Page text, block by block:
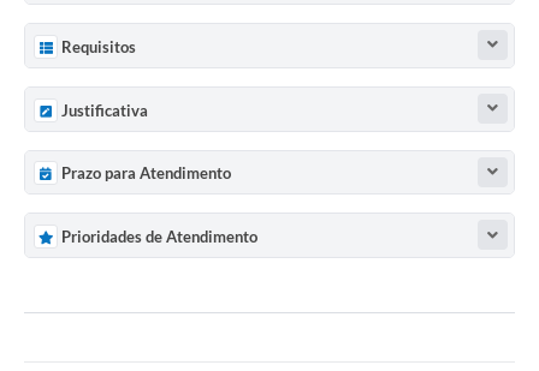
Requisitos
Justificativa
Prazo para Atendimento
Prioridades de Atendimento